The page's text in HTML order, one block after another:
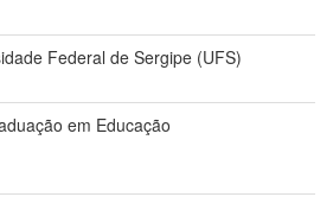
Federal de Sergipe (UFS)
em Educação